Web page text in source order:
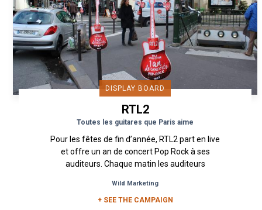
DISPLAY BOARD
RTL2
Toutes les guitares que Paris aime
Pour les fêtes de fin d’année, RTL2 part en live
et offre un an de concert Pop Rock à ses
auditeurs. Chaque matin les auditeurs
Wild Marketing
+ SEE THE CAMPAIGN